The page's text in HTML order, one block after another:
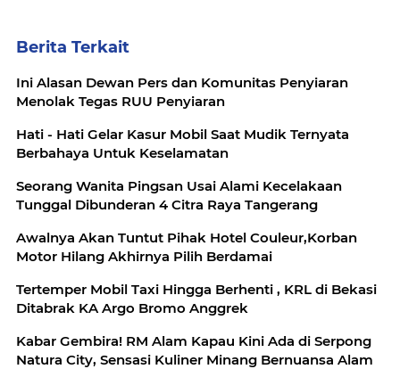
Berita Terkait
Ini Alasan Dewan Pers dan Komunitas Penyiaran
Menolak Tegas RUU Penyiaran
Hati - Hati Gelar Kasur Mobil Saat Mudik Ternyata
Berbahaya Untuk Keselamatan
Seorang Wanita Pingsan Usai Alami Kecelakaan
Tunggal Dibunderan 4 Citra Raya Tangerang
Awalnya Akan Tuntut Pihak Hotel Couleur,Korban
Motor Hilang Akhirnya Pilih Berdamai
Tertemper Mobil Taxi Hingga Berhenti , KRL di Bekasi
Ditabrak KA Argo Bromo Anggrek
Kabar Gembira! RM Alam Kapau Kini Ada di Serpong
Natura City, Sensasi Kuliner Minang Bernuansa Alam